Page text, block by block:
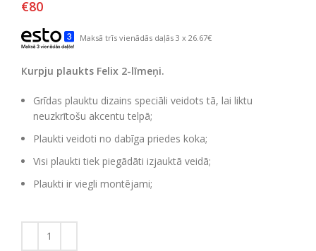
€80
Maksā trīs vienādās daļās 3 x 26.67€
Кurpju plaukts Felix 2-līmeņi.
Grīdas plauktu dizains speciāli veidots tā, lai liktu
neuzkrītošu akcentu telpā;
Plaukti veidoti no dabīga priedes koka;
Visi plaukti tiek piegādāti izjauktā veidā;
Plaukti ir viegli montējami;